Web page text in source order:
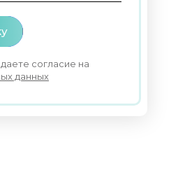
согласие на
данных